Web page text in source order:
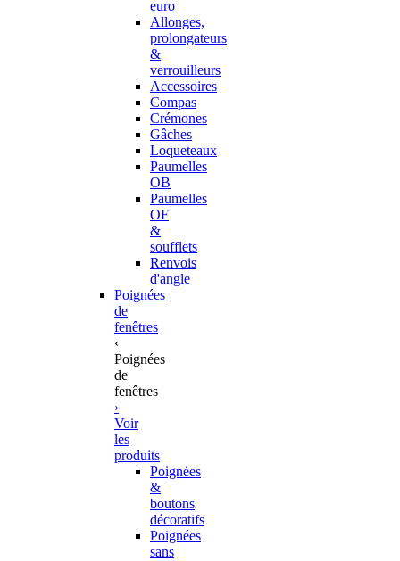
euro
Allonges,
prolongateurs
&
verrouilleurs
Accessoires
Compas
Crémones
Gâches
Loqueteaux
Paumelles
OB
Paumelles
OF
&
soufflets
Renvois
d'angle
Poignées
de
fenêtres
‹
Poignées
de
fenêtres
›
Voir
les
produits
Poignées
&
boutons
décoratifs
Poignées
sans